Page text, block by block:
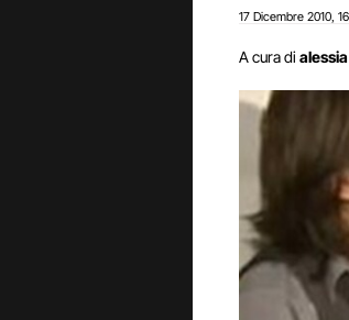
17 Dicembre 2010
A cura di